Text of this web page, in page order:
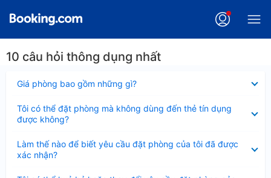
10 câu hỏi thông dụng nhất
Giá phòng bao gồm những gì?
thu
Tôi có thể đặt phòng mà không dùng đến thẻ tín dụng
được không?
thu
gọn
Làm thế nào để biết yêu cầu đặt phòng của tôi đã được
xác nhận?
thu
gọn